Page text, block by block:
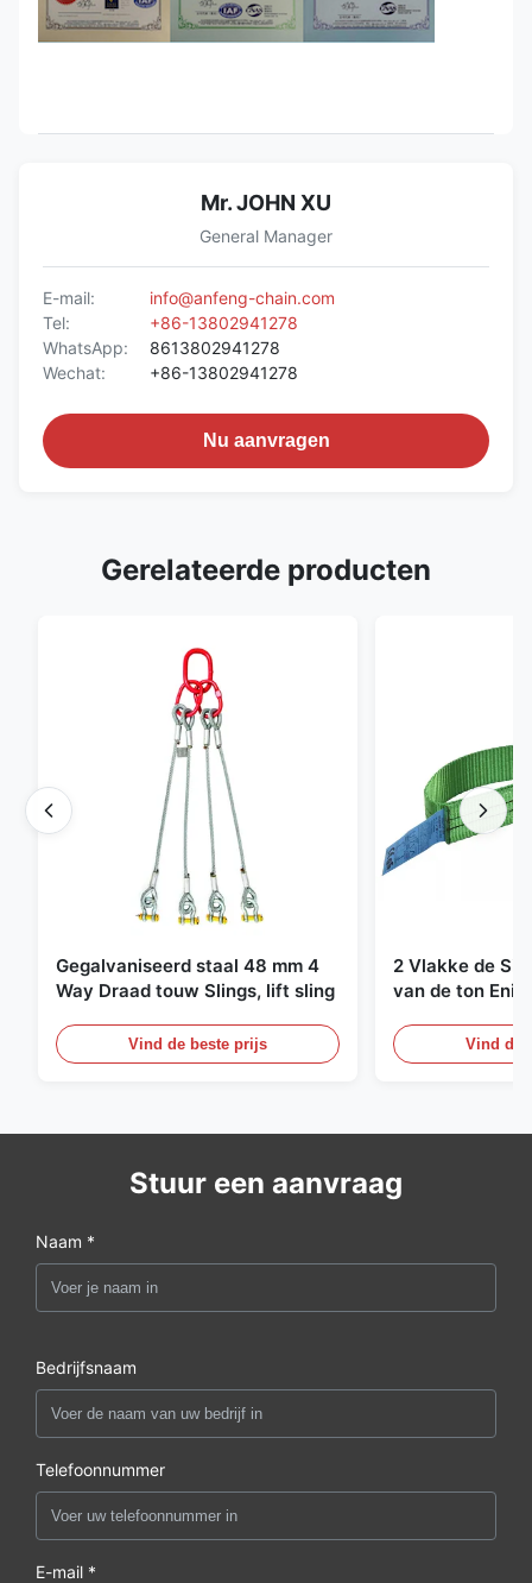
Mr. JOHN XU
General Manager
E-mail:
info@anfeng-chain.com
Tel:
+86-13802941278
WhatsApp:
8613802941278
Wechat:
+86-13802941278
Nu aanvragen
Gerelateerde producten
Gegalvaniseerd staal 48 mm 4
Way Draad touw Slings, lift sling
Vind de beste prijs
2 Vlakke de
van de ton
Vind de
Stuur een aanvraag
Naam *
Bedrijfsnaam
Telefoonnummer
E-mail *